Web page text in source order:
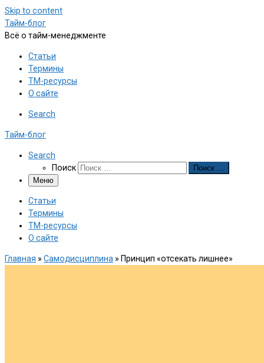
Skip to content
Тайм-блог
Всё о тайм-менеджменте
Статьи
Термины
ТМ-ресурсы
О сайте
Search
Тайм-блог
Search
Поиск
Поиск …
Меню
Статьи
Термины
ТМ-ресурсы
О сайте
Главная » Самодисциплина » Принцип «отсекать лишнее»